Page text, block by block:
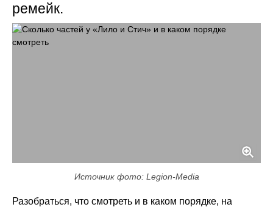
ремейк.
Источник фото: Legion-Media
Разобраться, что смотреть и в каком порядке, на